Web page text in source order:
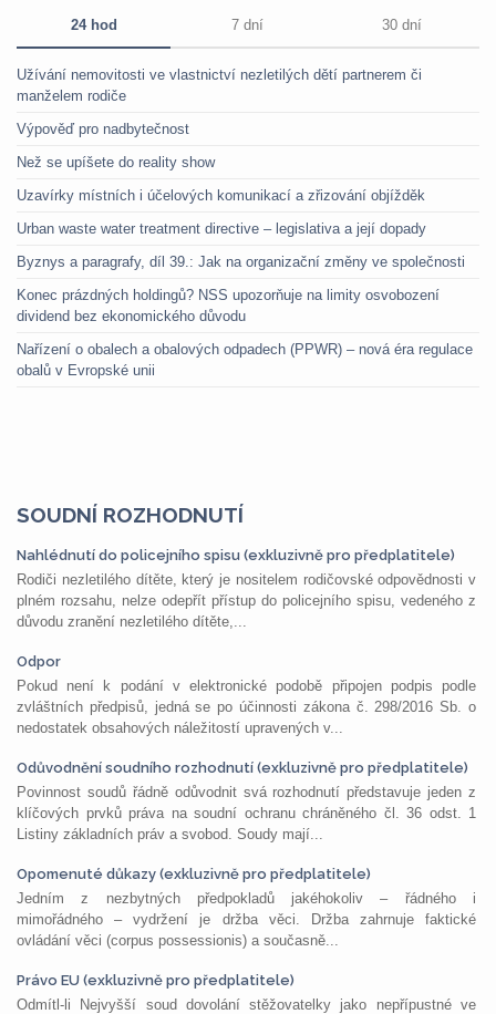
24 hod 7 dní 30 dní
Užívání nemovitosti ve vlastnictví nezletilých dětí partnerem či
manželem rodiče
Výpověď pro nadbytečnost
Než se upíšete do reality show
Uzavírky místních i účelových komunikací a zřizování objížděk
Urban waste water treatment directive – legislativa a její dopady
Byznys a paragrafy, díl 39.: Jak na organizační změny ve společnosti
Konec prázdných holdingů? NSS upozorňuje na limity osvobození
dividend bez ekonomického důvodu
Nařízení o obalech a obalových odpadech (PPWR) – nová éra regulace
obalů v Evropské unii
SOUDNÍ ROZHODNUTÍ
Nahlédnutí do policejního spisu (exkluzivně pro předplatitele)
Rodiči nezletilého dítěte, který je nositelem rodičovské odpovědnosti v
plném rozsahu, nelze odepřít přístup do policejního spisu, vedeného z
důvodu zranění nezletilého dítěte,...
Odpor
Pokud není k podání v elektronické podobě připojen podpis podle
zvláštních předpisů, jedná se po účinnosti zákona č. 298/2016 Sb. o
nedostatek obsahových náležitostí upravených v...
Odůvodnění soudního rozhodnutí (exkluzivně pro předplatitele)
Povinnost soudů řádně odůvodnit svá rozhodnutí představuje jeden z
klíčových prvků práva na soudní ochranu chráněného čl. 36 odst. 1
Listiny základních práv a svobod. Soudy mají...
Opomenuté důkazy (exkluzivně pro předplatitele)
Jedním z nezbytných předpokladů jakéhokoliv – řádného i
mimořádného – vydržení je držba věci. Držba zahrnuje faktické
ovládání věci (corpus possessionis) a současně...
Právo EU (exkluzivně pro předplatitele)
Odmítl-li Nejvyšší soud dovolání stěžovatelky jako nepřípustné ve